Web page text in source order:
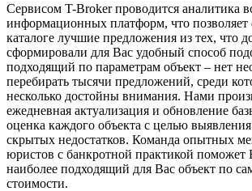
Сервисом T-Broker проводится аналитика
информационных платформ, что позволяет
каталоге лучшие предложения из тех, что
сформировали для Вас удобный способ
подходящий по параметрам объект – нет
перебирать тысячи предложений, среди
несколько достойны внимания. Нами
ежедневная актуализация и обновление
оценка каждого объекта с целью
скрытых недостатков. Команда опытных
юристов с банкротной практикой поможет
наиболее подходящий для Вас объект по
стоимости.